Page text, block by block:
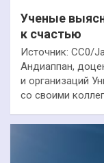
Ученые
к счастью
Источник: СС0/
Андиаппан,
и организаций
со своими